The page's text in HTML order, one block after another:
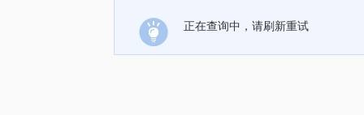
正在查询中，请刷新重试